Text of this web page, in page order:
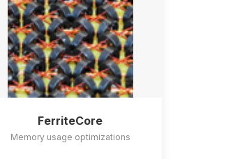
FerriteCore
Memory usage optimizations